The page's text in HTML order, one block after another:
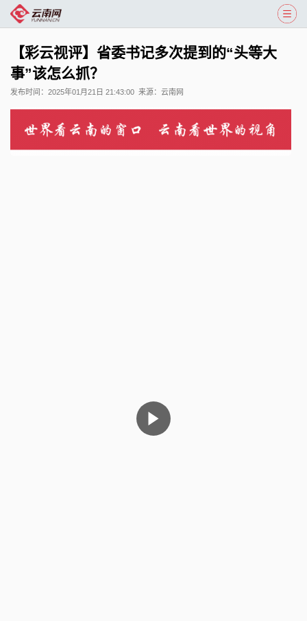
【彩云视评】省委书记多次提到的“头等大
事”该怎么抓？
发布时间： 2025年01月21日 21:43:00 来源： 云南网